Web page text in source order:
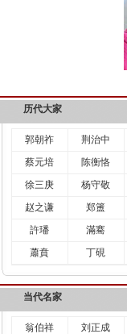
历代大家
郭朝祚 荆治中
蔡元培
陈衡恪
徐三庚
杨守敬
赵之谦
郑簠
許璠
滿騫
蕭賁
丁硯
当代名家
翁伯祥 刘正成